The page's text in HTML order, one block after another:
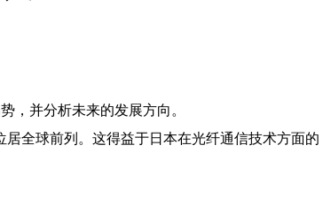
，并分析未来的发展方向。
全球前列。这得益于日本在光纤通信技术方面的